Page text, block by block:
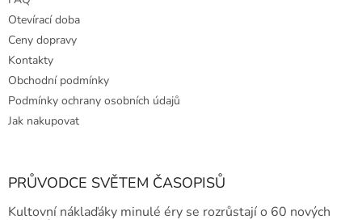
Otevírací doba
Ceny dopravy
Kontakty
Obchodní podmínky
Podmínky ochrany osobních údajů
Jak nakupovat
PRŮVODCE SVĚTEM ČASOPISŮ
Kultovní náklaďáky minulé éry se rozrůstají o 60 nových